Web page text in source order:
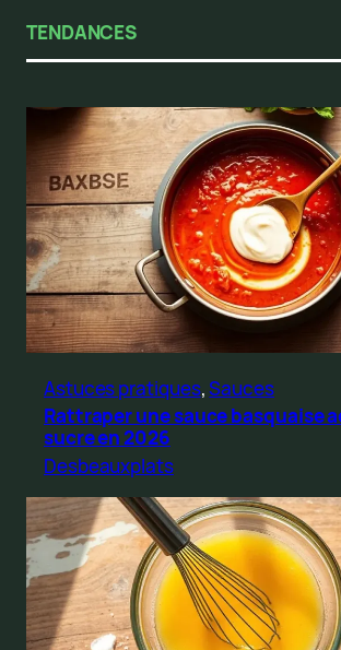
TENDANCES
Astuces pratiques, Sauces
Rattraper une sauce basquaise
sucre en 2026
Desbeauxplats